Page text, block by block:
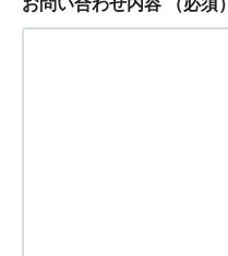
お問い合わせ内容 （必須）